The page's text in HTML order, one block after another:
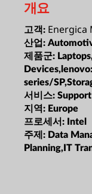
개요
고객: Energica
산업:
제품군:
series/
서비스: Support
지역: Europe
프로세서: Intel
주제: Data
Planning,IT